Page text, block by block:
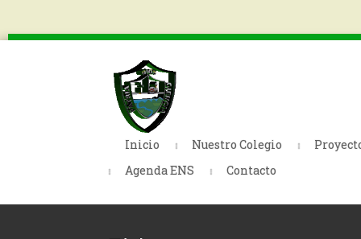
Inicio Nuestro Colegio
Agenda ENS
Contacto